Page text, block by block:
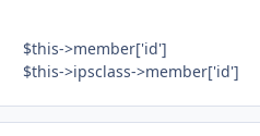
$this->member['id']
$this->ipsclass->member['id']